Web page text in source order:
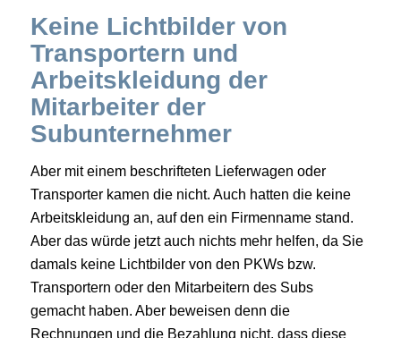
Keine Lichtbilder von
Transportern und
Arbeitskleidung der
Mitarbeiter der
Subunternehmer
Aber mit einem beschrifteten Lieferwagen oder
Transporter kamen die nicht. Auch hatten die keine
Arbeitskleidung an, auf den ein Firmenname stand.
Aber das würde jetzt auch nichts mehr helfen, da Sie
damals keine Lichtbilder von den PKWs bzw.
Transportern oder den Mitarbeitern des Subs
gemacht haben. Aber beweisen denn die
Rechnungen und die Bezahlung nicht, dass diese